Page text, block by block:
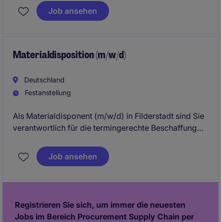
Materialversorgung sicher. Sie arbeiten eng mit
Technik, Produktion und Lieferanten zusammen, um
Job ansehen
Materialdisposition (m/w/d)
Deutschland
Festanstellung
Als Materialdisponent (m/w/d) in Filderstadt sind Sie
verantwortlich für die termingerechte Beschaffung
aktiv zur Optimierung der Supply-Chain-Prozesse in
der Branche der Unternehmensdienstleistungen bei.
Job ansehen
Registrieren Sie sich, um immer die neuesten
Jobs im Bereich Procurement Supply Chain per